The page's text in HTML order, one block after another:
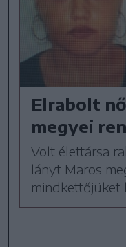
Elrabolt
megyei
Volt élettársa
lányt Maros
mindkettőjüket